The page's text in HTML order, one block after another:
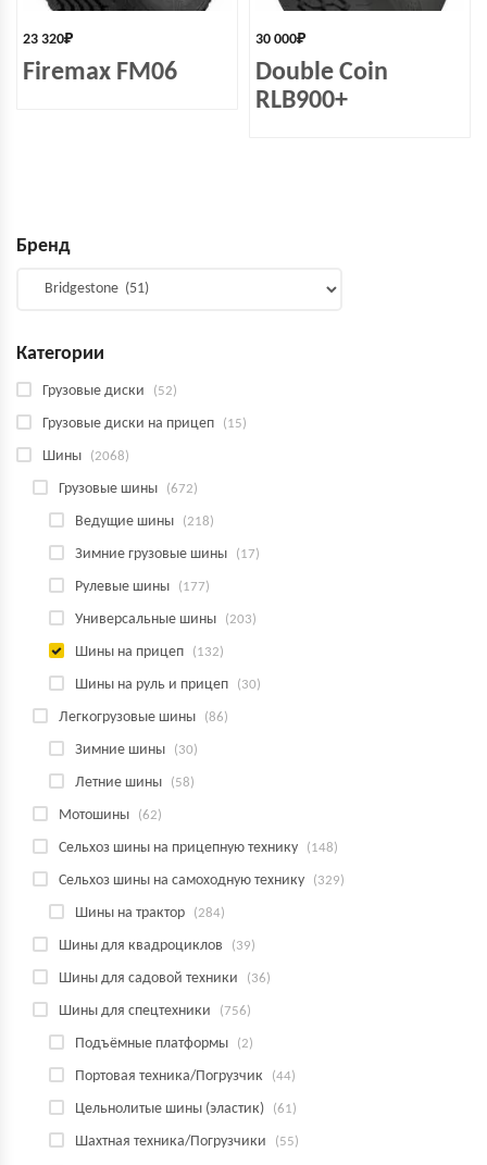
23 320₽
Firemax FM06
30 000₽
Double Coin
RLB900+
Бренд
Категории
Грузовые диски (52)
Грузовые диски на прицеп (15)
Шины (2068)
Грузовые шины (672)
Ведущие шины (218)
Зимние грузовые шины (17)
Рулевые шины (177)
Универсальные шины (203)
Шины на прицеп (132)
Шины на руль и прицеп (30)
Легкогрузовые шины (86)
Зимние шины (30)
Летние шины (58)
Мотошины (62)
Сельхоз шины на прицепную технику (148)
Сельхоз шины на самоходную технику (329)
Шины на трактор (284)
Шины для квадроциклов (39)
Шины для садовой техники (36)
Шины для спецтехники (756)
Подъёмные платформы (2)
Портовая техника/Погрузчик (44)
Цельнолитые шины (эластик) (61)
Шахтная техника/Погрузчики (55)